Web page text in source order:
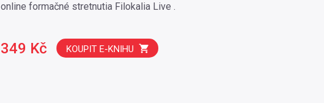
online formačné stretnutia Filokalia Live .
349 Kč KOUPIT E-KNIHU